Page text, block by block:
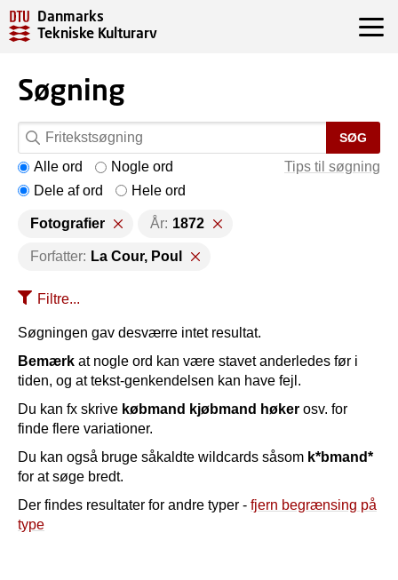
Danmarks
Tekniske Kulturarv
Søgning
SØG
Tips til søgning
Alle ord
Nogle ord
Dele af ord
Hele ord
Fotografier År: 1872
Forfatter: La Cour, Poul
Filtre...
Søgningen gav desværre intet resultat.
Bemærk at nogle ord kan være stavet anderledes før i
tiden, og at tekst-genkendelsen kan have fejl.
Du kan fx skrive købmand kjøbmand høker osv. for
finde flere variationer.
Du kan også bruge såkaldte wildcards såsom k*bmand*
for at søge bredt.
Der findes resultater for andre typer - fjern begrænsing på
type